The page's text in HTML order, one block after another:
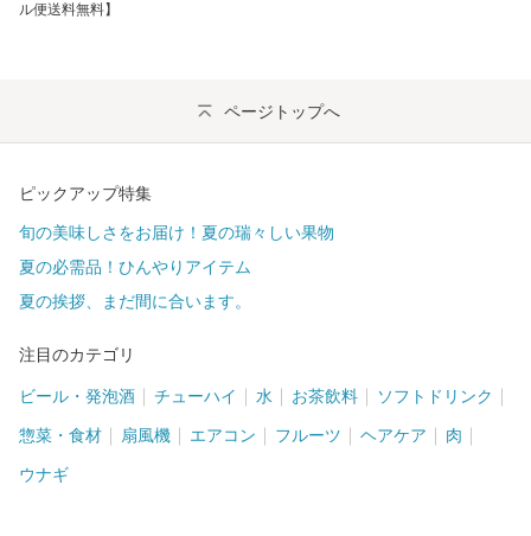
ル便送料無料】
ページトップへ
ピックアップ特集
旬の美味しさをお届け！夏の瑞々しい果物
夏の必需品！ひんやりアイテム
夏の挨拶、まだ間に合います。
注目のカテゴリ
ビール・発泡酒 チューハイ 水 お茶飲料 ソフトドリンク
惣菜・食材 扇風機 エアコン フルーツ ヘアケア 肉
ウナギ